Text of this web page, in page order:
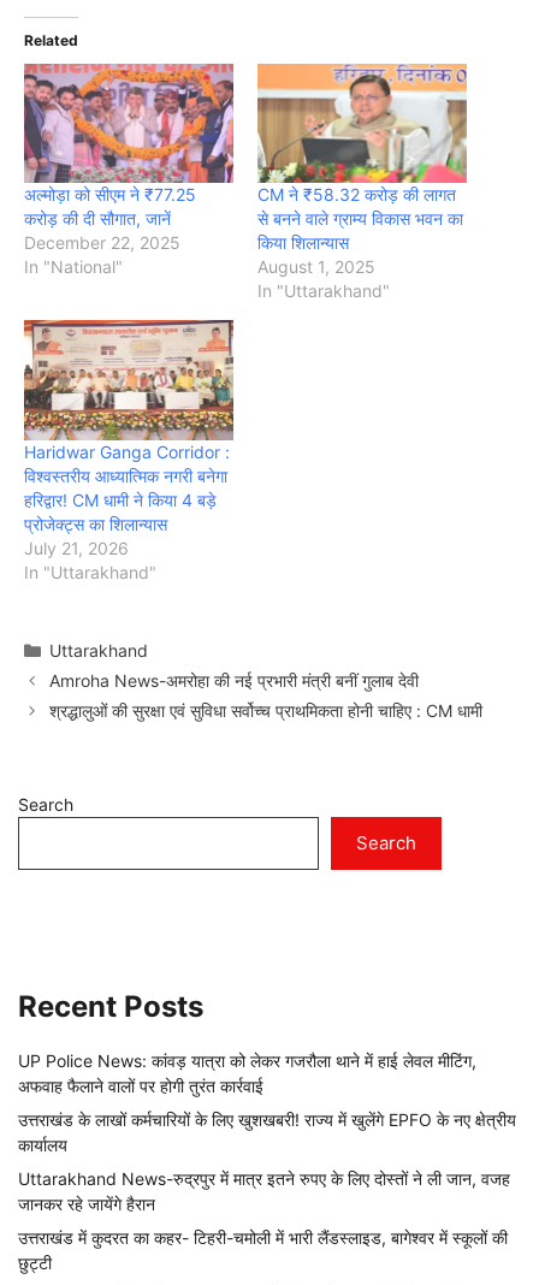
Related
अल्मोड़ा को सीएम ने ₹77.25
करोड़ की दी सौगात, जानें
December 22, 2025
In "National"
CM ने ₹58.32 करोड़ की लागत
से बनने वाले ग्राम्य विकास भवन का
किया शिलान्यास
August 1, 2025
In "Uttarakhand"
Haridwar Ganga Corridor :
विश्वस्तरीय आध्यात्मिक नगरी बनेगा
हरिद्वार! CM धामी ने किया 4 बड़े
प्रोजेक्ट्स का शिलान्यास
July 21, 2026
In "Uttarakhand"
Categories
Uttarakhand
Amroha News-अमरोहा की नई प्रभारी मंत्री बनीं गुलाब देवी
श्रद्धालुओं की सुरक्षा एवं सुविधा सर्वोच्च प्राथमिकता होनी चाहिए : CM धामी
Search
Search
Recent Posts
UP Police News: कांवड़ यात्रा को लेकर गजरौला थाने में हाई लेवल मीटिंग,
अफवाह फैलाने वालों पर होगी तुरंत कार्रवाई
उत्तराखंड के लाखों कर्मचारियों के लिए खुशखबरी! राज्य में खुलेंगे EPFO के नए क्षेत्रीय
कार्यालय
Uttarakhand News-रुद्रपुर में मात्र इतने रुपए के लिए दोस्तों ने ली जान, वजह
जानकर रहे जायेंगे हैरान
उत्तराखंड में कुदरत का कहर- टिहरी-चमोली में भारी लैंडस्लाइड, बागेश्वर में स्कूलों की
छुट्टी